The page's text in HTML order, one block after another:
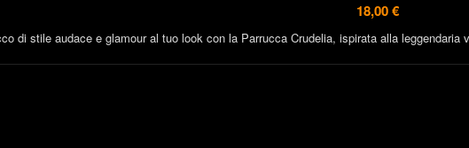
18,00 €
di stile audace e glamour al tuo look con la Parrucca Crudelia, ispirata alla leggendaria